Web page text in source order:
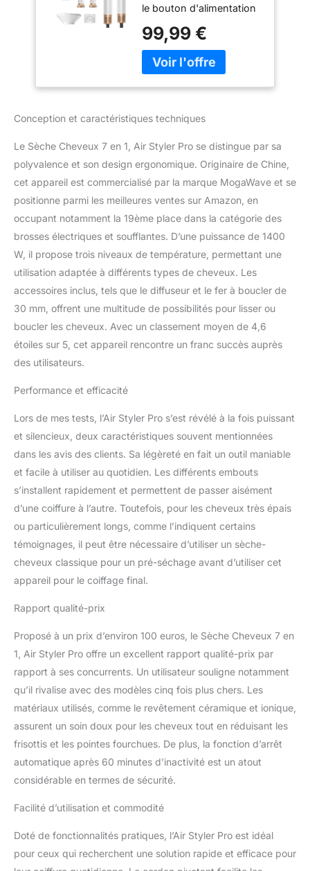
le bouton d'alimentation
active/désactivée. La air
styler comprend un
sèche - cheveux , fer à
massage , diffuseur pour
des boucles. Air Styler 7
en 1 - Équipé de 3
réglages de température
et 3 réglages de Vitesse
temperature, idéal pour
les cheveux secs ou fins,
ideal pour l'été. 2. 75 ℃,
temperature moyenne,
convient pour les
normaux, adapté pour le
coiffage. 3. haute
temperature 130 ℃,
cheveux secs rapides.
Seche Cheveux
Professionnel- La brosse
soufflante est une
brosse de coiffage
multifonction. Un sèche
- cheveux à grande
vitesse peut être un
appareil indispensable
pour sécher vos cheveux
avant de les coiffer.
Sécher vos cheveux en
cheveux à haute
température peut réduire
les dommages causés
par la chaleur à vos
cheveux. Soin des Ions
Négatifs - Le air styler à
brosse circulaire avec
libérer 200 millions d'ions
négatifs pour rendre les
cheveux soyeux et créer
brosse à air chaud utilise
pour superposer les
poils, ce qui empêche les
cheveux de s'emmêler et
99,99 €
Conception et caractéristiques techniques
Le Sèche Cheveux 7 en 1, Air Styler Pro se distingue par sa
polyvalence et son design ergonomique. Originaire de Chine,
cet appareil est commercialisé par la marque MogaWave et se
positionne parmi les meilleures ventes sur Amazon, en
occupant notamment la 19ème place dans la catégorie des
brosses électriques et soufflantes. D’une puissance de 1400
W, il propose trois niveaux de température, permettant une
utilisation adaptée à différents types de cheveux. Les
accessoires inclus, tels que le diffuseur et le fer à boucler de
30 mm, offrent une multitude de possibilités pour lisser ou
boucler les cheveux. Avec un classement moyen de 4,6
étoiles sur 5, cet appareil rencontre un franc succès auprès
des utilisateurs.
Performance et efficacité
Lors de mes tests, l’Air Styler Pro s’est révélé à la fois puissant
et silencieux, deux caractéristiques souvent mentionnées
dans les avis des clients. Sa légèreté en fait un outil maniable
et facile à utiliser au quotidien. Les différents embouts
s’installent rapidement et permettent de passer aisément
d’une coiffure à l’autre. Toutefois, pour les cheveux très épais
ou particulièrement longs, comme l’indiquent certains
témoignages, il peut être nécessaire d’utiliser un sèche-
cheveux classique pour un pré-séchage avant d’utiliser cet
appareil pour le coiffage final.
Rapport qualité-prix
Proposé à un prix d’environ 100 euros, le Sèche Cheveux 7 en
1, Air Styler Pro offre un excellent rapport qualité-prix par
rapport à ses concurrents. Un utilisateur souligne notamment
qu’il rivalise avec des modèles cinq fois plus chers. Les
matériaux utilisés, comme le revêtement céramique et ionique,
assurent un soin doux pour les cheveux tout en réduisant les
frisottis et les pointes fourchues. De plus, la fonction d’arrêt
automatique après 60 minutes d’inactivité est un atout
considérable en termes de sécurité.
Facilité d’utilisation et commodité
Doté de fonctionnalités pratiques, l’Air Styler Pro est idéal
pour ceux qui recherchent une solution rapide et efficace pour